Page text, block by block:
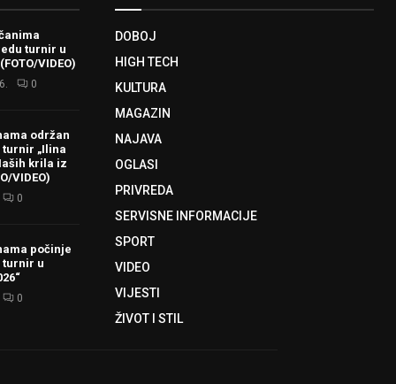
turnir u
VIDEO)
0
održan
„Ilina
krila iz
VIDEO)
0
počinje
turnir u
0
DOBOJ
HIGH TECH
KULTURA
MAGAZIN
NAJAVA
OGLASI
PRIVREDA
SERVISNE INFORMACIJE
SPORT
VIDEO
VIJESTI
ŽIVOT I STIL